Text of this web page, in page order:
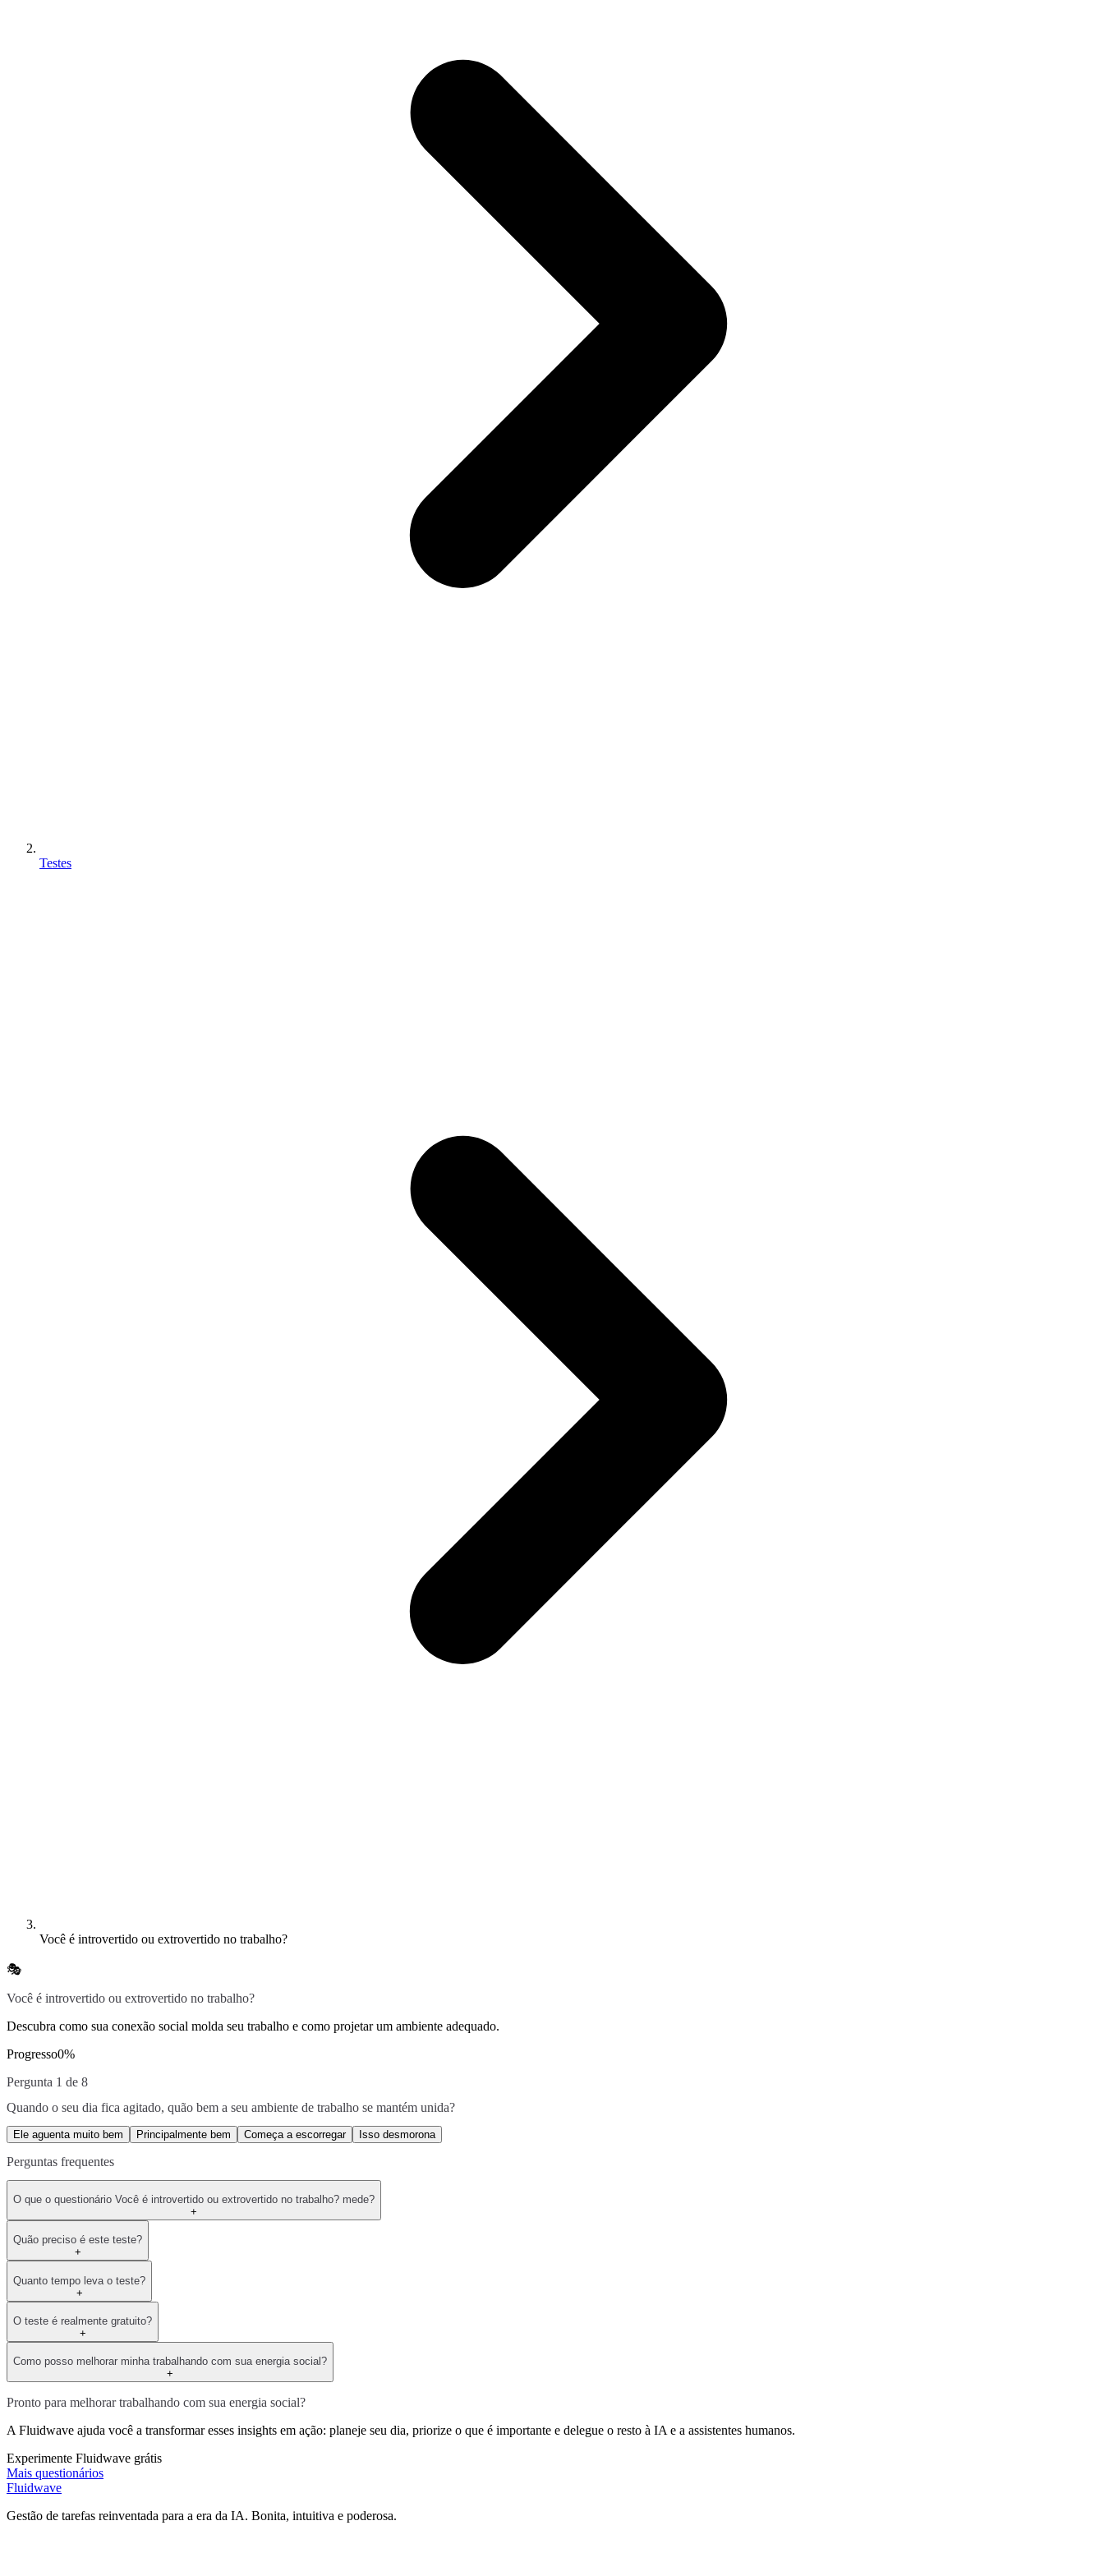
Testes
Você é introvertido ou extrovertido no trabalho?
🎭
Você é introvertido ou extrovertido no trabalho?
Descubra como sua conexão social molda seu trabalho e como projetar um ambiente adequado.
Progresso0%
Pergunta 1 de 8
Quando o seu dia fica agitado, quão bem a seu ambiente de trabalho se mantém unida?
Ele aguenta muito bem Principalmente bem Começa a escorregar Isso desmorona
Perguntas frequentes
O que o questionário Você é introvertido ou extrovertido no trabalho? mede?
+
Quão preciso é este teste?
+
Quanto tempo leva o teste?
+
O teste é realmente gratuito?
+
Como posso melhorar minha trabalhando com sua energia social?
+
Pronto para melhorar trabalhando com sua energia social?
A Fluidwave ajuda você a transformar esses insights em ação: planeje seu dia, priorize o que é importante e delegue o resto à IA e a assistentes humanos.
Experimente Fluidwave grátis
Mais questionários
Fluidwave
Gestão de tarefas reinventada para a era da IA. Bonita, intuitiva e poderosa.